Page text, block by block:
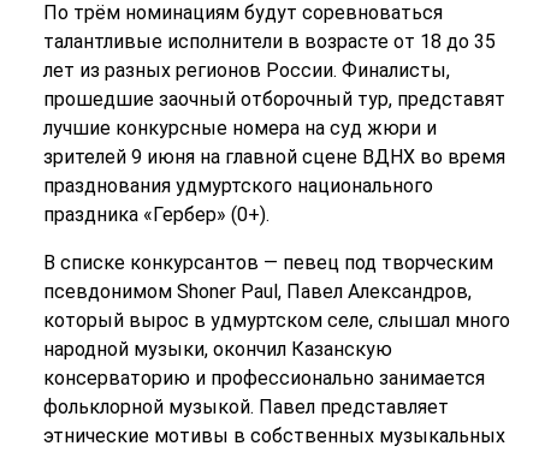
По трём номинациям будут соревноваться
талантливые исполнители в возрасте от 18 до 35
лет из разных регионов России. Финалисты,
прошедшие заочный отборочный тур, представят
лучшие конкурсные номера на суд жюри и
зрителей 9 июня на главной сцене ВДНХ во время
празднования удмуртского национального
праздника «Гербер» (0+).
В списке конкурсантов — певец под творческим
псевдонимом Shoner Paul, Павел Александров,
который вырос в удмуртском селе, слышал много
народной музыки, окончил Казанскую
консерваторию и профессионально занимается
фольклорной музыкой. Павел представляет
этнические мотивы в собственных музыкальных